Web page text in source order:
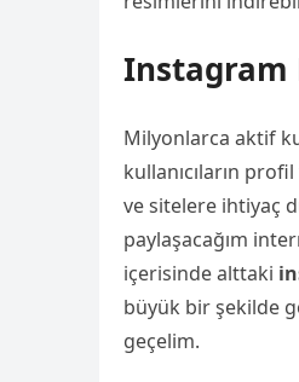
Instagram
Milyonlarca aktif
kullanıcıların
ve sitelere ihtiyaç
paylaşacağım
içerisinde alttaki
büyük bir şekilde
geçelim.